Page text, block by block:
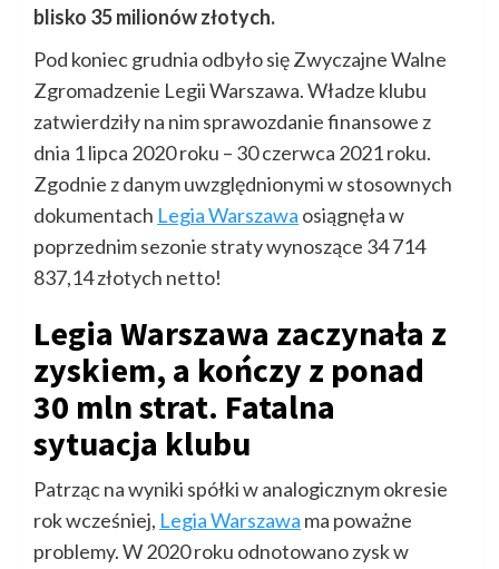
blisko 35 milionów złotych.
Pod koniec grudnia odbyło się Zwyczajne Walne
Zgromadzenie Legii Warszawa. Władze klubu
zatwierdziły na nim sprawozdanie finansowe z
dnia 1 lipca 2020 roku – 30 czerwca 2021 roku.
Zgodnie z danym uwzględnionymi w stosownych
dokumentach Legia Warszawa osiągnęła w
poprzednim sezonie straty wynoszące 34 714
837,14 złotych netto!
Legia Warszawa zaczynała z
zyskiem, a kończy z ponad
30 mln strat. Fatalna
sytuacja klubu
Patrząc na wyniki spółki w analogicznym okresie
rok wcześniej, Legia Warszawa ma poważne
problemy. W 2020 roku odnotowano zysk w